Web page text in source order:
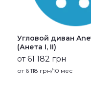
Угловой диван
(Анета I, II)
от 61 182 грн
от 6 118 грн/10 мес